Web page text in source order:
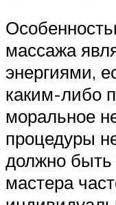
массажа
энергиями,
каким-либо
моральное
процедуры
должно быть
мастера